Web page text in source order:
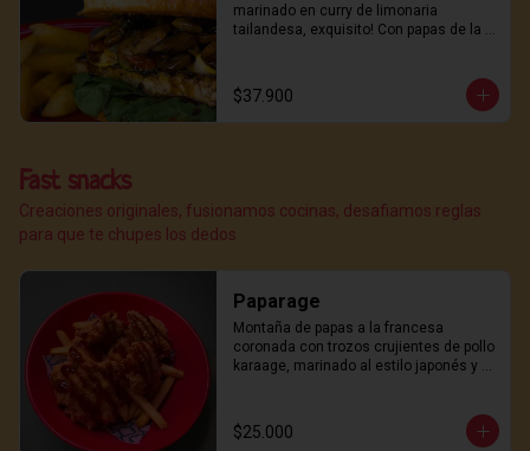
de lo delicioso. ¿listo para el placer de
los sabores intensos?  Con papas de la
marinado en curry de limonaria
tailandesa, exquisito! Con papas de la
$37.900
Fast snacks
Creaciones originales, fusionamos cocinas, desafiamos reglas
para que te chupes los dedos
Paparage
Montaña de papas a la francesa
coronada con trozos crujientes de pollo
karaage, marinado al estilo japonés y
un toque de furikake casero para el
golpe final de umami.
$25.000